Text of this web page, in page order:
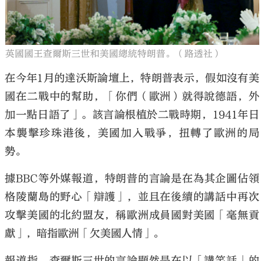
英國國王查爾斯三世和美國總統特朗普。（路透社）
在今年1月的達沃斯論壇上，特朗普表示，假如沒有美
國在二戰中的幫助，「你們（歐洲）就得說德語，外
加一點日語了」。該言論根植於二戰時期，1941年日
本襲擊珍珠港後，美國加入戰爭，扭轉了歐洲的局
勢。
據BBC等外媒報道，特朗普的言論是在為其企圖佔領
格陵蘭島的野心「辯護」，並且在後續的講話中再次
攻擊美國的北約盟友，稱歐洲成員國對美國「毫無貢
獻」，暗指歐洲「欠美國人情」。